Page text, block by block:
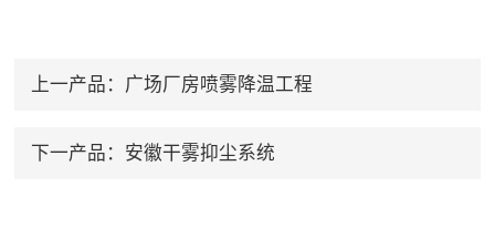
上一产品： 广场厂房喷雾降温工程
下一产品： 安徽干雾抑尘系统